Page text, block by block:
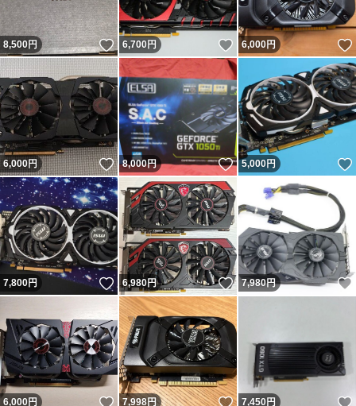
8,500円 いいね！
6,700円 いいね！
6,000円
6,000円 いいね！
8,000円 いいね！
5,000円
7,800円 いいね！
6,980円 いいね！
7,980円
6,000円 いいね！
7,998円 いいね！
7,450円